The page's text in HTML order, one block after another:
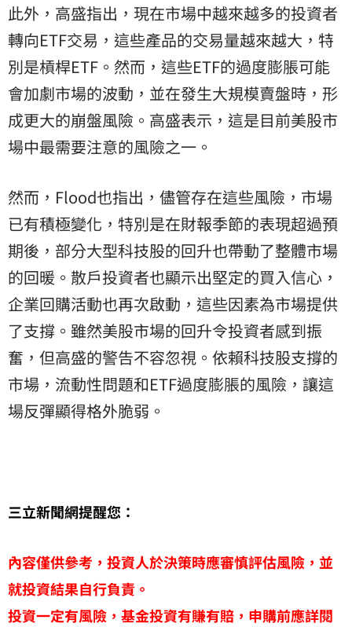
此外，高盛指出，現在市場中越來越多的投資者
轉向ETF交易，這些產品的交易量越來越大，特
別是槓桿ETF。然而，這些ETF的過度膨脹可能
會加劇市場的波動，並在發生大規模賣盤時，形
成更大的崩盤風險。高盛表示，這是目前美股市
場中最需要注意的風險之一。
然而，Flood也指出，儘管存在這些風險，市場
已有積極變化，特別是在財報季節的表現超過預
期後，部分大型科技股的回升也帶動了整體市場
的回暖。散戶投資者也顯示出堅定的買入信心，
企業回購活動也再次啟動，這些因素為市場提供
了支撐。雖然美股市場的回升令投資者感到振
奮，但高盛的警告不容忽視。依賴科技股支撐的
市場，流動性問題和ETF過度膨脹的風險，讓這
場反彈顯得格外脆弱。
三立新聞網提醒您：
內容僅供參考，投資人於決策時應審慎評估風險，並
就投資結果自行負責。
投資一定有風險，基金投資有賺有賠，申購前應詳閱